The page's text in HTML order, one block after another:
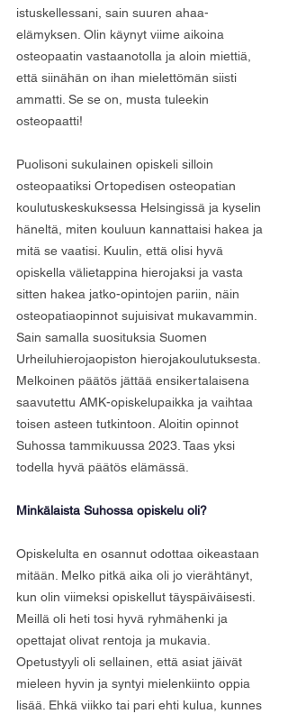
istuskellessani, sain suuren ahaa-
elämyksen. Olin käynyt viime aikoina
osteopaatin vastaanotolla ja aloin miettiä,
että siinähän on ihan mielettömän siisti
ammatti. Se se on, musta tuleekin
osteopaatti!
Puolisoni sukulainen opiskeli silloin
osteopaatiksi Ortopedisen osteopatian
koulutuskeskuksessa Helsingissä ja kyselin
häneltä, miten kouluun kannattaisi hakea ja
mitä se vaatisi. Kuulin, että olisi hyvä
opiskella välietappina hierojaksi ja vasta
sitten hakea jatko-opintojen pariin, näin
osteopatiaopinnot sujuisivat mukavammin.
Sain samalla suosituksia Suomen
Urheiluhierojaopiston hierojakoulutuksesta.
Melkoinen päätös jättää ensikertalaisena
saavutettu AMK-opiskelupaikka ja vaihtaa
toisen asteen tutkintoon. Aloitin opinnot
Suhossa tammikuussa 2023. Taas yksi
todella hyvä päätös elämässä.
Minkälaista Suhossa opiskelu oli?
Opiskelulta en osannut odottaa oikeastaan
mitään. Melko pitkä aika oli jo vierähtänyt,
kun olin viimeksi opiskellut täyspäiväisesti.
Meillä oli heti tosi hyvä ryhmähenki ja
opettajat olivat rentoja ja mukavia.
Opetustyyli oli sellainen, että asiat jäivät
mieleen hyvin ja syntyi mielenkiinto oppia
lisää. Ehkä viikko tai pari ehti kulua, kunnes